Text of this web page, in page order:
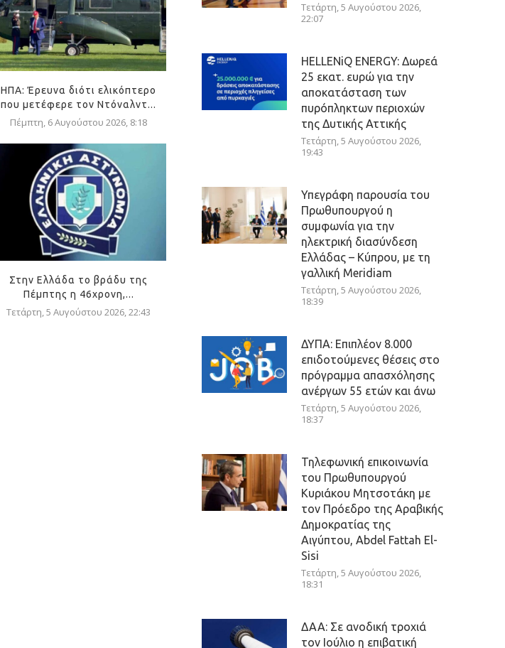
ΗΠΑ: Έρευνα διότι ελικόπτερο
που μετέφερε τον Ντόναλντ...
Πέμπτη, 6 Αυγούστου 2026, 8:18
Στην Ελλάδα το βράδυ της
Πέμπτης η 46χρονη,...
Τετάρτη, 5 Αυγούστου 2026, 22:43
Τετάρτη, 5 Αυγούστου 2026,
22:07
HELLENiQ ENERGY: Δωρεά
25 εκατ. ευρώ για την
αποκατάσταση των
πυρόπληκτων περιοχών
της Δυτικής Αττικής
Τετάρτη, 5 Αυγούστου 2026,
19:43
Υπεγράφη παρουσία του
Πρωθυπουργού η
συμφωνία για την
ηλεκτρική διασύνδεση
Ελλάδας – Κύπρου, με τη
γαλλική Meridiam
Τετάρτη, 5 Αυγούστου 2026,
18:39
ΔΥΠΑ: Επιπλέον 8.000
επιδοτούμενες θέσεις στο
πρόγραμμα απασχόλησης
ανέργων 55 ετών και άνω
Τετάρτη, 5 Αυγούστου 2026,
18:37
Τηλεφωνική επικοινωνία
του Πρωθυπουργού
Κυριάκου Μητσοτάκη με
τον Πρόεδρο της Αραβικής
Δημοκρατίας της
Αιγύπτου, Abdel Fattah El-
Sisi
Τετάρτη, 5 Αυγούστου 2026,
18:31
ΔΑΑ: Σε ανοδική τροχιά
τον Ιούλιο η επιβατική